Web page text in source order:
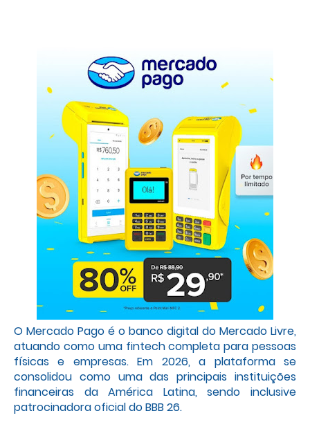
O Mercado Pago é o banco digital do Mercado Livre,
atuando como uma fintech completa para pessoas
físicas e empresas. Em 2026, a plataforma se
consolidou como uma das principais instituições
financeiras da América Latina, sendo inclusive
patrocinadora oficial do BBB 26.